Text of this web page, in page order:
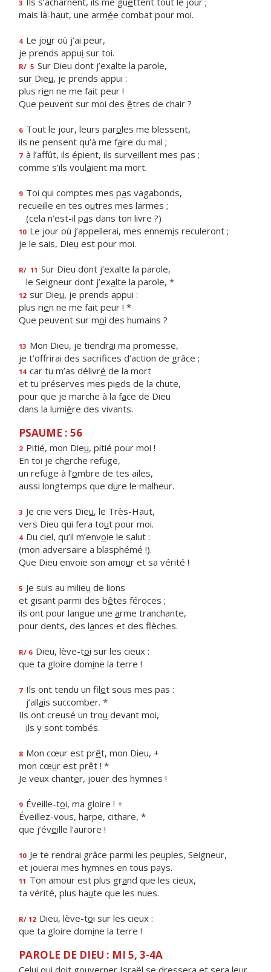
3
mais là-haut, une armée combat pour moi.
4 Le jour où j’ai peur,
je prends appui sur toi.
R/ 5 Sur Dieu dont j’exalte la parole,
sur Dieu, je prends appui :
plus rien ne me fait peur !
Que peuvent sur moi des êtres de chair ?
6 Tout le jour, leurs paroles me blessent,
ils ne pensent qu’à me faire du mal ;
7 à l’affût, ils épient, ils surveillent mes pas ;
comme s’ils voulaient ma mort.
9 Toi qui comptes mes pas vagabonds,
recueille en tes outres mes larmes ;
(cela n’est-il pas dans ton livre ?)
10 Le jour où j’appellerai, mes ennemis reculeront ;
je le sais, Dieu est pour moi.
R/ 11 Sur Dieu dont j’exalte la parole,
le Seigneur dont j’exalte la parole, *
12 sur Dieu, je prends appui :
plus rien ne me fait peur ! *
Que peuvent sur moi des humains ?
13 Mon Dieu, je tiendrai ma promesse,
je t’offrirai des sacrifces d’action de grâce ;
14 car tu m’as délivré de la mort
et tu préserves mes pieds de la chute,
pour que je marche à la face de Dieu
dans la lumière des vivants.
PSAUME : 56
2 Pitié, mon Dieu, pitié pour moi !
En toi je cherche refuge,
un refuge à l’ombre de tes ailes,
aussi longtemps que dure le malheur.
3 Je crie vers Dieu, le Très-Haut,
vers Dieu qui fera tout pour moi.
4 Du ciel, qu’il m’envoie le salut :
(mon adversaire a blasphémé !).
Que Dieu envoie son amour et sa vérité !
5 Je suis au milieu de lions
et gisant parmi des bêtes féroces ;
ils ont pour langue une arme tranchante,
pour dents, des lances et des flèches.
R/ 6 Dieu, lève-toi sur les cieux :
que ta gloire domine la terre !
7 Ils ont tendu un filet sous mes pas :
j’allais succomber. *
Ils ont creusé un trou devant moi,
ils y sont tombés.
8 Mon cœur est prêt, mon Dieu, +
mon cœur est prêt ! *
Je veux chanter, jouer des hymnes !
9 Éveille-toi, ma gloire ! +
Éveillez-vous, harpe, cithare, *
que j’éveille l’aurore !
10 Je te rendrai grâce parmi les peuples, Seigneur,
et jouerai mes hymnes en tous pays.
11 Ton amour est plus grand que les cieux,
ta vérité, plus haute que les nues.
R/ 12 Dieu, lève-toi sur les cieux :
que ta gloire domine la terre !
PAROLE DE DIEU : MI 5, 3-4A
Celui qui doit gouverner Israël se dressera et sera leur